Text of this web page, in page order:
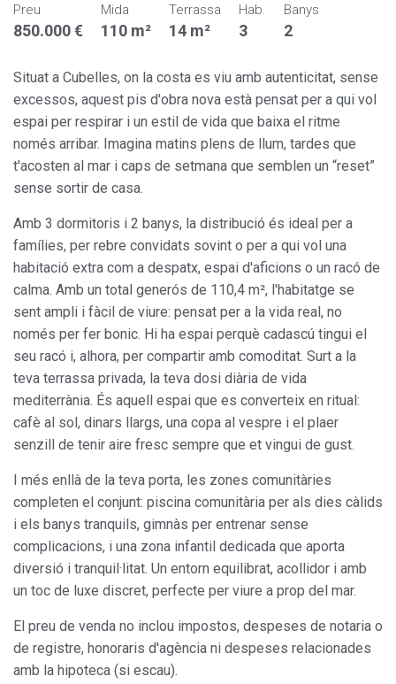
Preu
850.000 €
Mida
110 m²
Terrassa
14 m²
Hab.
3
Banys
2
Situat a Cubelles, on la costa es viu amb autenticitat, sense
excessos, aquest pis d'obra nova està pensat per a qui vol
espai per respirar i un estil de vida que baixa el ritme
només arribar. Imagina matins plens de llum, tardes que
t'acosten al mar i caps de setmana que semblen un “reset”
sense sortir de casa.
Amb 3 dormitoris i 2 banys, la distribució és ideal per a
famílies, per rebre convidats sovint o per a qui vol una
habitació extra com a despatx, espai d'aficions o un racó de
calma. Amb un total generós de 110,4 m², l'habitatge se
sent ampli i fàcil de viure: pensat per a la vida real, no
només per fer bonic. Hi ha espai perquè cadascú tingui el
seu racó i, alhora, per compartir amb comoditat. Surt a la
teva terrassa privada, la teva dosi diària de vida
mediterrània. És aquell espai que es converteix en ritual:
cafè al sol, dinars llargs, una copa al vespre i el plaer
senzill de tenir aire fresc sempre que et vingui de gust.
I més enllà de la teva porta, les zones comunitàries
completen el conjunt: piscina comunitària per als dies càlids
i els banys tranquils, gimnàs per entrenar sense
complicacions, i una zona infantil dedicada que aporta
diversió i tranquil·litat. Un entorn equilibrat, acollidor i amb
un toc de luxe discret, perfecte per viure a prop del mar.
El preu de venda no inclou impostos, despeses de notaria o
de registre, honoraris d'agència ni despeses relacionades
amb la hipoteca (si escau).
Modificar cookies
Tècniques i funcionals
Aquest lloc web utilitza cookies pròpies per recopilar
informació amb la finalitat de millorar els nostres serveis.
Si continua navegant, suposa l'acceptació de la instal·lació
navegador podent, si així ho desitja, impedir que siguin
instal·lades al disc dur, encara que haurà de tenir en
compte que aquesta acció podrà ocasionar dificultats de
navegació de la pàgina web.